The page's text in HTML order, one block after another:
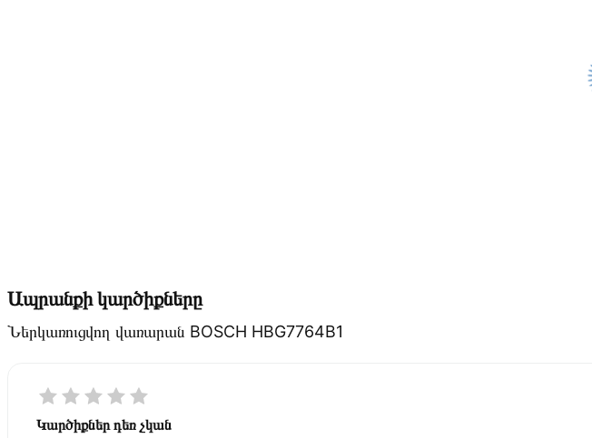
Ապրանքի կարծիքները
Ներկառուցվող վառարան BOSCH HBG7764B1
Կարծիքներ դեռ չկան